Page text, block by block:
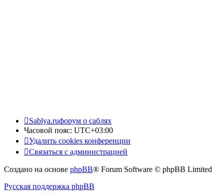
Sablya.ruфорум о саблях
Часовой пояс: UTC+03:00
Удалить cookies конференции
Связаться с администрацией
Создано на основе phpBB® Forum Software © phpBB Limited
Русская поддержка phpBB